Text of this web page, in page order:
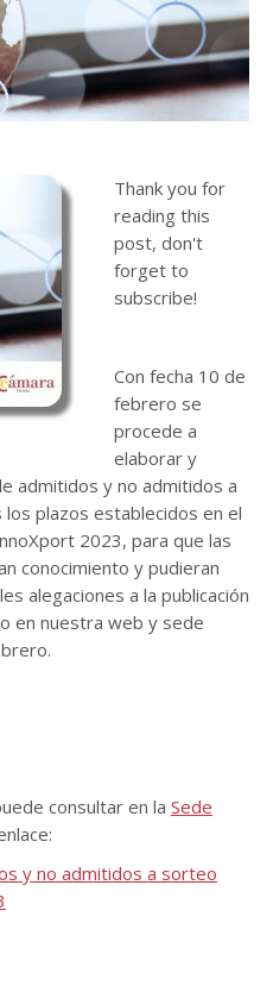
Thank you for
reading this
post, don't
forget to
subscribe!
Con fecha 10 de
febrero se
procede a
elaborar y
admitidos y no admitidos a
plazos establecidos en el
2023, para que las
conocimiento y pudieran
alegaciones a la publicación
en nuestra web y sede
consultar en la Sede
y no admitidos a sorteo